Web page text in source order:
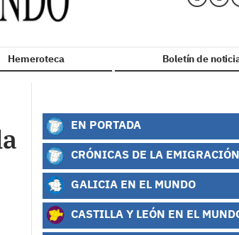
Hemeroteca Boletín de
EN PORTADA
CRÓNICAS DE LA EMIGRACIÓN
GALICIA EN EL MUNDO
CASTILLA Y LEÓN EN EL